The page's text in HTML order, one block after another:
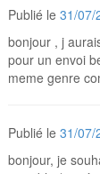
Publié le31/07/
bonjour , j
pour un envoi
meme genre
Publié le31/07/
bonjour, je